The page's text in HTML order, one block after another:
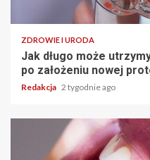
ZDROWIE I URODA
Jak długo może
po założeniu nowej
Redakcja 2 tygodnie ago